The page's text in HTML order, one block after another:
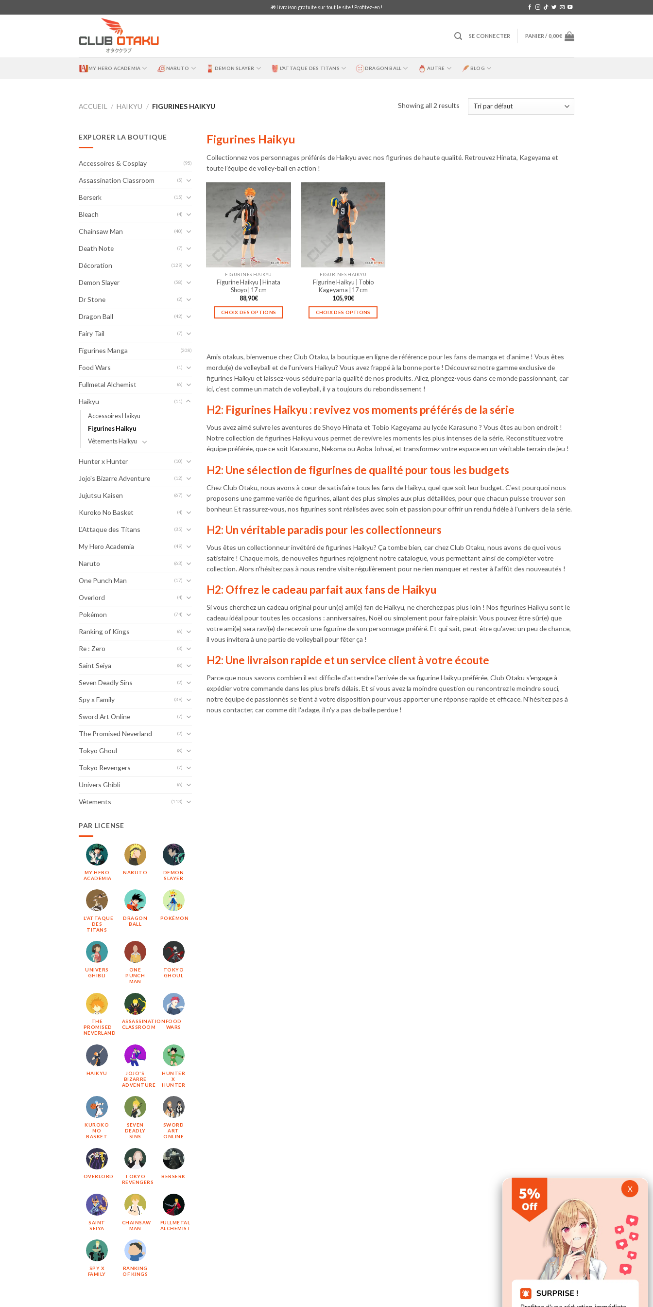
to
🎁 Livraison gratuite sur tout le site ! Profitez-en !
SE CONNECTER PANIER /0,00€
MY HERO ACADEMIA NARUTO DEMON SLAYER L’ATTAQUE DES TITANS DRAGON BALL AUTRE BLOG
ACCUEIL / HAIKYU / FIGURINES HAIKYU Showing all 2 results
EXPLORER LA BOUTIQUE
Accessoires & Cosplay (95)
Assassination Classroom (5)
Berserk (15)
Bleach (4)
Chainsaw Man (40)
Death Note (7)
Décoration (129)
Demon Slayer (58)
Dr Stone (2)
Dragon Ball (42)
Fairy Tail (7)
Figurines Manga (208)
Food Wars (1)
Fullmetal Alchemist (6)
Haikyu (11)
Accessoires Haikyu
Figurines Haikyu
Vêtements Haikyu
Hunter x Hunter (10)
Jojo's Bizarre Adventure (12)
Jujutsu Kaisen (67)
Kuroko No Basket (4)
L'Attaque des Titans (35)
My Hero Academia (49)
Naruto (63)
One Punch Man (17)
Overlord (4)
Pokémon (74)
Ranking of Kings (6)
Re : Zero (3)
Saint Seiya (8)
Seven Deadly Sins (2)
Spy x Family (39)
Sword Art Online (7)
The Promised Neverland (2)
Tokyo Ghoul (8)
Tokyo Revengers (7)
Univers Ghibli (6)
Vêtements (113)
PAR LICENSE
MY HERO
ACADEMIA
NARUTO
DEMON
SLAYER
L'ATTAQUE
DES
TITANS
DRAGON
BALL
POKÉMON
UNIVERS
GHIBLI
ONE
PUNCH
MAN
TOKYO
GHOUL
THE
PROMISED
NEVERLAND
ASSASSINATION
CLASSROOM
FOOD
WARS
HAIKYU
JOJO'S
BIZARRE
ADVENTURE
HUNTER
X
HUNTER
KUROKO
NO
BASKET
SEVEN
DEADLY
SINS
SWORD
ART
ONLINE
OVERLORD
TOKYO
REVENGERS
BERSERK
SAINT
SEIYA
CHAINSAW
MAN
FULLMETAL
ALCHEMIST
SPY X
FAMILY
RANKING
OF KINGS
Figurines Haikyu
Collectionnez vos personnages préférés de Haikyu avec nos figurines de haute qualité. Retrouvez Hinata, Kageyama et
toute l’équipe de volley-ball en action !
FIGURINES HAIKYU
Figurine Haikyu | Hinata
Shoyo | 17 cm
88,90€
CHOIX DES OPTIONS
variations.
Les
options
peuvent
choisies
la
page
du
FIGURINES HAIKYU
Figurine Haikyu | Tobio
Kageyama | 17 cm
105,90€
CHOIX DES OPTIONS
variations.
Les
options
peuvent
choisies
la
page
du
Amis otakus, bienvenue chez Club Otaku, la boutique en ligne de référence pour les fans de manga et d'anime ! Vous êtes
mordu(e) de volleyball et de l'univers Haikyu? Vous avez frappé à la bonne porte ! Découvrez notre gamme exclusive de
figurines Haikyu et laissez-vous séduire par la qualité de nos produits. Allez, plongez-vous dans ce monde passionnant, car
ici, c'est comme un match de volleyball, il y a toujours du rebondissement !
H2: Figurines Haikyu : revivez vos moments préférés de la série
Vous avez aimé suivre les aventures de Shoyo Hinata et Tobio Kageyama au lycée Karasuno ? Vous êtes au bon endroit !
Notre collection de figurines Haikyu vous permet de revivre les moments les plus intenses de la série. Reconstituez votre
équipe préférée, que ce soit Karasuno, Nekoma ou Aoba Johsai, et transformez votre espace en un véritable terrain de jeu !
H2: Une sélection de figurines de qualité pour tous les budgets
Chez Club Otaku, nous avons à cœur de satisfaire tous les fans de Haikyu, quel que soit leur budget. C'est pourquoi nous
proposons une gamme variée de figurines, allant des plus simples aux plus détaillées, pour que chacun puisse trouver son
bonheur. Et rassurez-vous, nos figurines sont réalisées avec soin et passion pour offrir un rendu fidèle à l'univers de la série.
H2: Un véritable paradis pour les collectionneurs
Vous êtes un collectionneur invétéré de figurines Haikyu? Ça tombe bien, car chez Club Otaku, nous avons de quoi vous
satisfaire ! Chaque mois, de nouvelles figurines rejoignent notre catalogue, vous permettant ainsi de compléter votre
collection. Alors n'hésitez pas à nous rendre visite régulièrement pour ne rien manquer et rester à l'affût des nouveautés !
H2: Offrez le cadeau parfait aux fans de Haikyu
Si vous cherchez un cadeau original pour un(e) ami(e) fan de Haikyu, ne cherchez pas plus loin ! Nos figurines Haikyu sont le
cadeau idéal pour toutes les occasions : anniversaires, Noël ou simplement pour faire plaisir. Vous pouvez être sûr(e) que
votre ami(e) sera ravi(e) de recevoir une figurine de son personnage préféré. Et qui sait, peut-être qu'avec un peu de chance,
il vous invitera à une partie de volleyball pour fêter ça !
H2: Une livraison rapide et un service client à votre écoute
Parce que nous savons combien il est difficile d'attendre l'arrivée de sa figurine Haikyu préférée, Club Otaku s'engage à
expédier votre commande dans les plus brefs délais. Et si vous avez la moindre question ou rencontrez le moindre souci,
notre équipe de passionnés se tient à votre disposition pour vous apporter une réponse rapide et efficace. N'hésitez pas à
nous contacter, car comme dit l'adage, il n'y a pas de balle perdue !